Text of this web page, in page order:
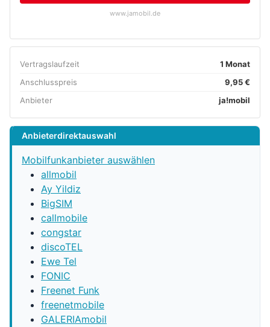
www.jamobil.de
Vertragslaufzeit
1 Monat
Anschlusspreis
9,95 €
Anbieter
ja!mobil
Anbieterdirektauswahl
Mobilfunkanbieter auswählen
allmobil
Ay Yildiz
BigSIM
callmobile
congstar
discoTEL
Ewe Tel
FONIC
Freenet Funk
freenetmobile
GALERIAmobil